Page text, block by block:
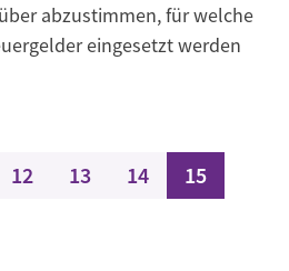
abzustimmen, für welche
eingesetzt werden
Seite
12 Seite
13 Seite
14 Aktuelle
15